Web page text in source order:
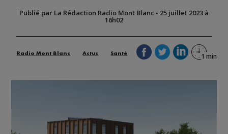
Publié par La Rédaction Radio Mont Blanc - 25 juillet 2023 à
16h02
Radio Mont Blanc Actus Santé